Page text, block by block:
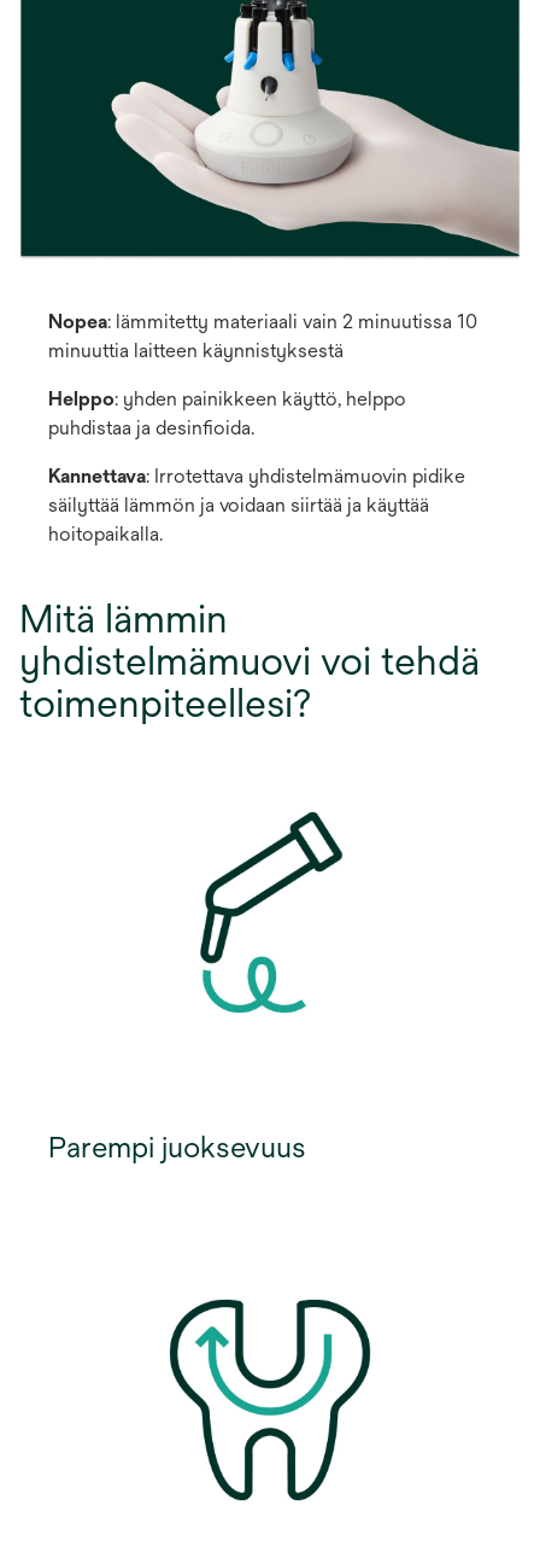
Nopea: lämmitetty materiaali vain 2 minuutissa 10
minuuttia laitteen käynnistyksestä
Helppo: yhden painikkeen käyttö, helppo
puhdistaa ja desinfioida.
Kannettava: Irrotettava yhdistelmämuovin pidike
säilyttää lämmön ja voidaan siirtää ja käyttää
hoitopaikalla.
Mitä lämmin
yhdistelmämuovi voi tehdä
toimenpiteellesi?
Parempi juoksevuus